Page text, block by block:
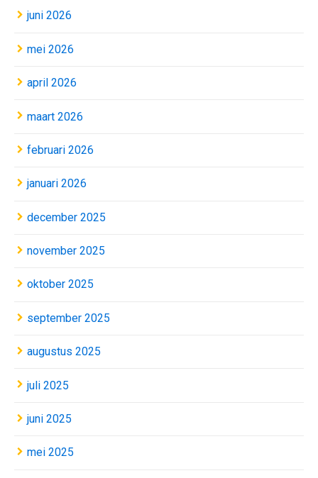
juni 2026
mei 2026
april 2026
maart 2026
februari 2026
januari 2026
december 2025
november 2025
oktober 2025
september 2025
augustus 2025
juli 2025
juni 2025
mei 2025